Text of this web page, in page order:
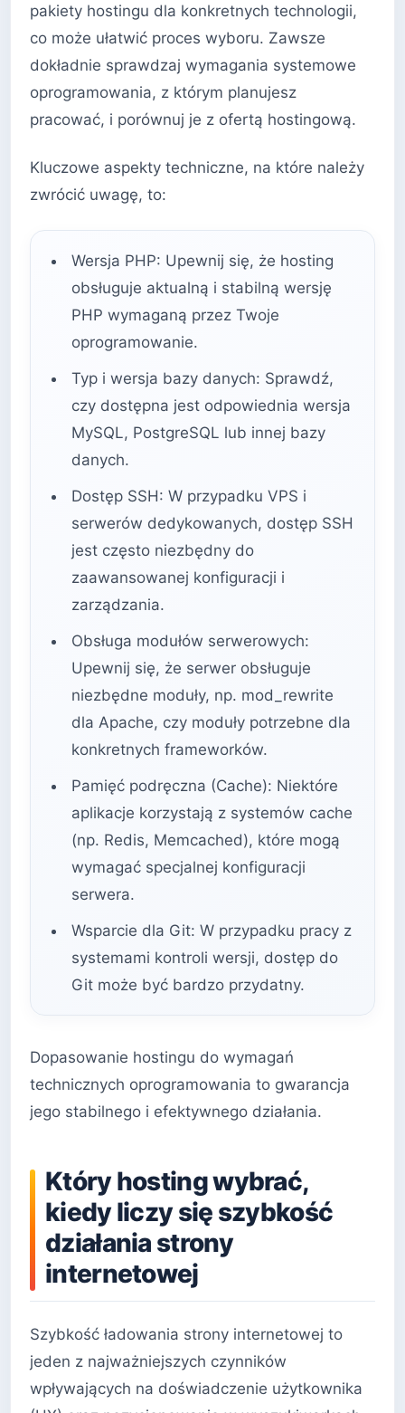
pakiety hostingu dla konkretnych technologii,
co może ułatwić proces wyboru. Zawsze
dokładnie sprawdzaj wymagania systemowe
oprogramowania, z którym planujesz
pracować, i porównuj je z ofertą hostingową.
Kluczowe aspekty techniczne, na które należy
zwrócić uwagę, to:
Wersja PHP: Upewnij się, że hosting
obsługuje aktualną i stabilną wersję
PHP wymaganą przez Twoje
oprogramowanie.
Typ i wersja bazy danych: Sprawdź,
czy dostępna jest odpowiednia wersja
MySQL, PostgreSQL lub innej bazy
danych.
Dostęp SSH: W przypadku VPS i
serwerów dedykowanych, dostęp SSH
jest często niezbędny do
zaawansowanej konfiguracji i
zarządzania.
Obsługa modułów serwerowych:
Upewnij się, że serwer obsługuje
niezbędne moduły, np. mod_rewrite
dla Apache, czy moduły potrzebne dla
konkretnych frameworków.
Pamięć podręczna (Cache): Niektóre
aplikacje korzystają z systemów cache
(np. Redis, Memcached), które mogą
wymagać specjalnej konfiguracji
serwera.
Wsparcie dla Git: W przypadku pracy z
systemami kontroli wersji, dostęp do
Git może być bardzo przydatny.
Dopasowanie hostingu do wymagań
technicznych oprogramowania to gwarancja
jego stabilnego i efektywnego działania.
Który hosting wybrać,
kiedy liczy się szybkość
działania strony
internetowej
Szybkość ładowania strony internetowej to
jeden z najważniejszych czynników
wpływających na doświadczenie użytkownika